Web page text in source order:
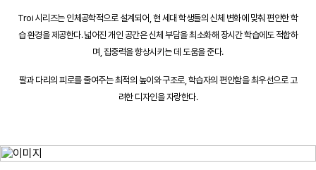
Troi 시리즈는 인체공학적으로 설계되어, 현 세대 학생들의 신체 변화에 맞춰 편안한 학
습 환경을 제공한다. 넓어진 개인 공간은 신체 부담을 최소화해 장시간 학습에도 적합하
며, 집중력을 향상시키는 데 도움을 준다.
팔과 다리의 피로를 줄여주는 최적의 높이와 구조로, 학습자의 편안함을 최우선으로 고
려한 디자인을 자랑한다.